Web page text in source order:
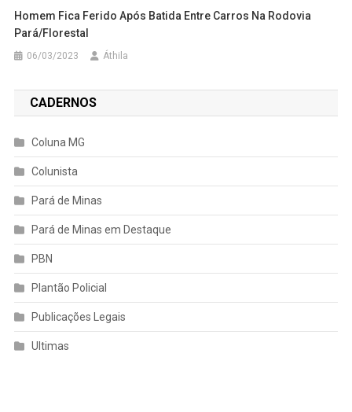
Homem Fica Ferido Após Batida Entre Carros Na Rodovia
Pará/Florestal
06/03/2023 Áthila
CADERNOS
Coluna MG
Colunista
Pará de Minas
Pará de Minas em Destaque
PBN
Plantão Policial
Publicações Legais
Ultimas